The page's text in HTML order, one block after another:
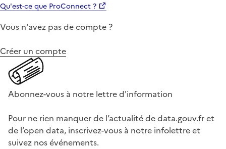
Qu'est-ce que ProConnect ?
Vous n'avez pas de compte ?
Créer un compte
Abonnez-vous à notre lettre d'information
Pour ne rien manquer de l’actualité de data.gouv.fr et
de l’open data, inscrivez-vous à notre infolettre et
suivez nos événements.